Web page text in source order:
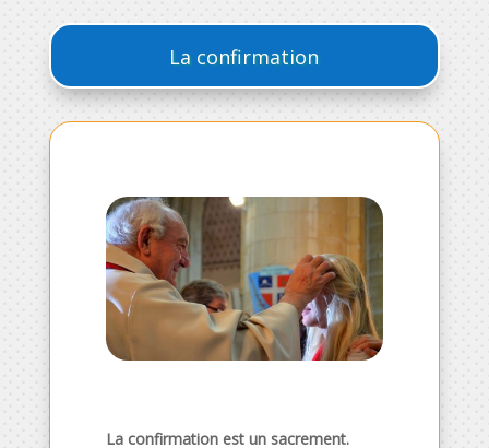
La confirmation
La confirmation est un sacrement.